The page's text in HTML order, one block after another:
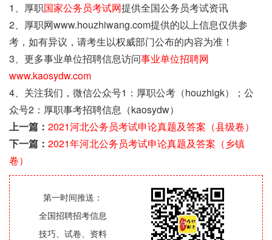
1、厚职国家公务员考试网提供全国公务员考试资讯
2、厚职网www.houzhiwang.com提供的以上信息仅供参
考，如有异议，请考生以权威部门公布的内容为准！
3、更多事业单位招聘信息访问事业单位招聘网
www.kaosydw.com
4、关注我们，微信公众号1：厚职公考（houzhigk）；公
众号2：厚职事考招聘信息（kaosydw）
上一篇： 2021河北公务员考试申论真题及答案（县级卷）
下一篇： 2021年河北公务员考试申论真题及答案（乡镇
卷）
第一时间推送：
全国招聘招考信息
技巧、试卷、资料